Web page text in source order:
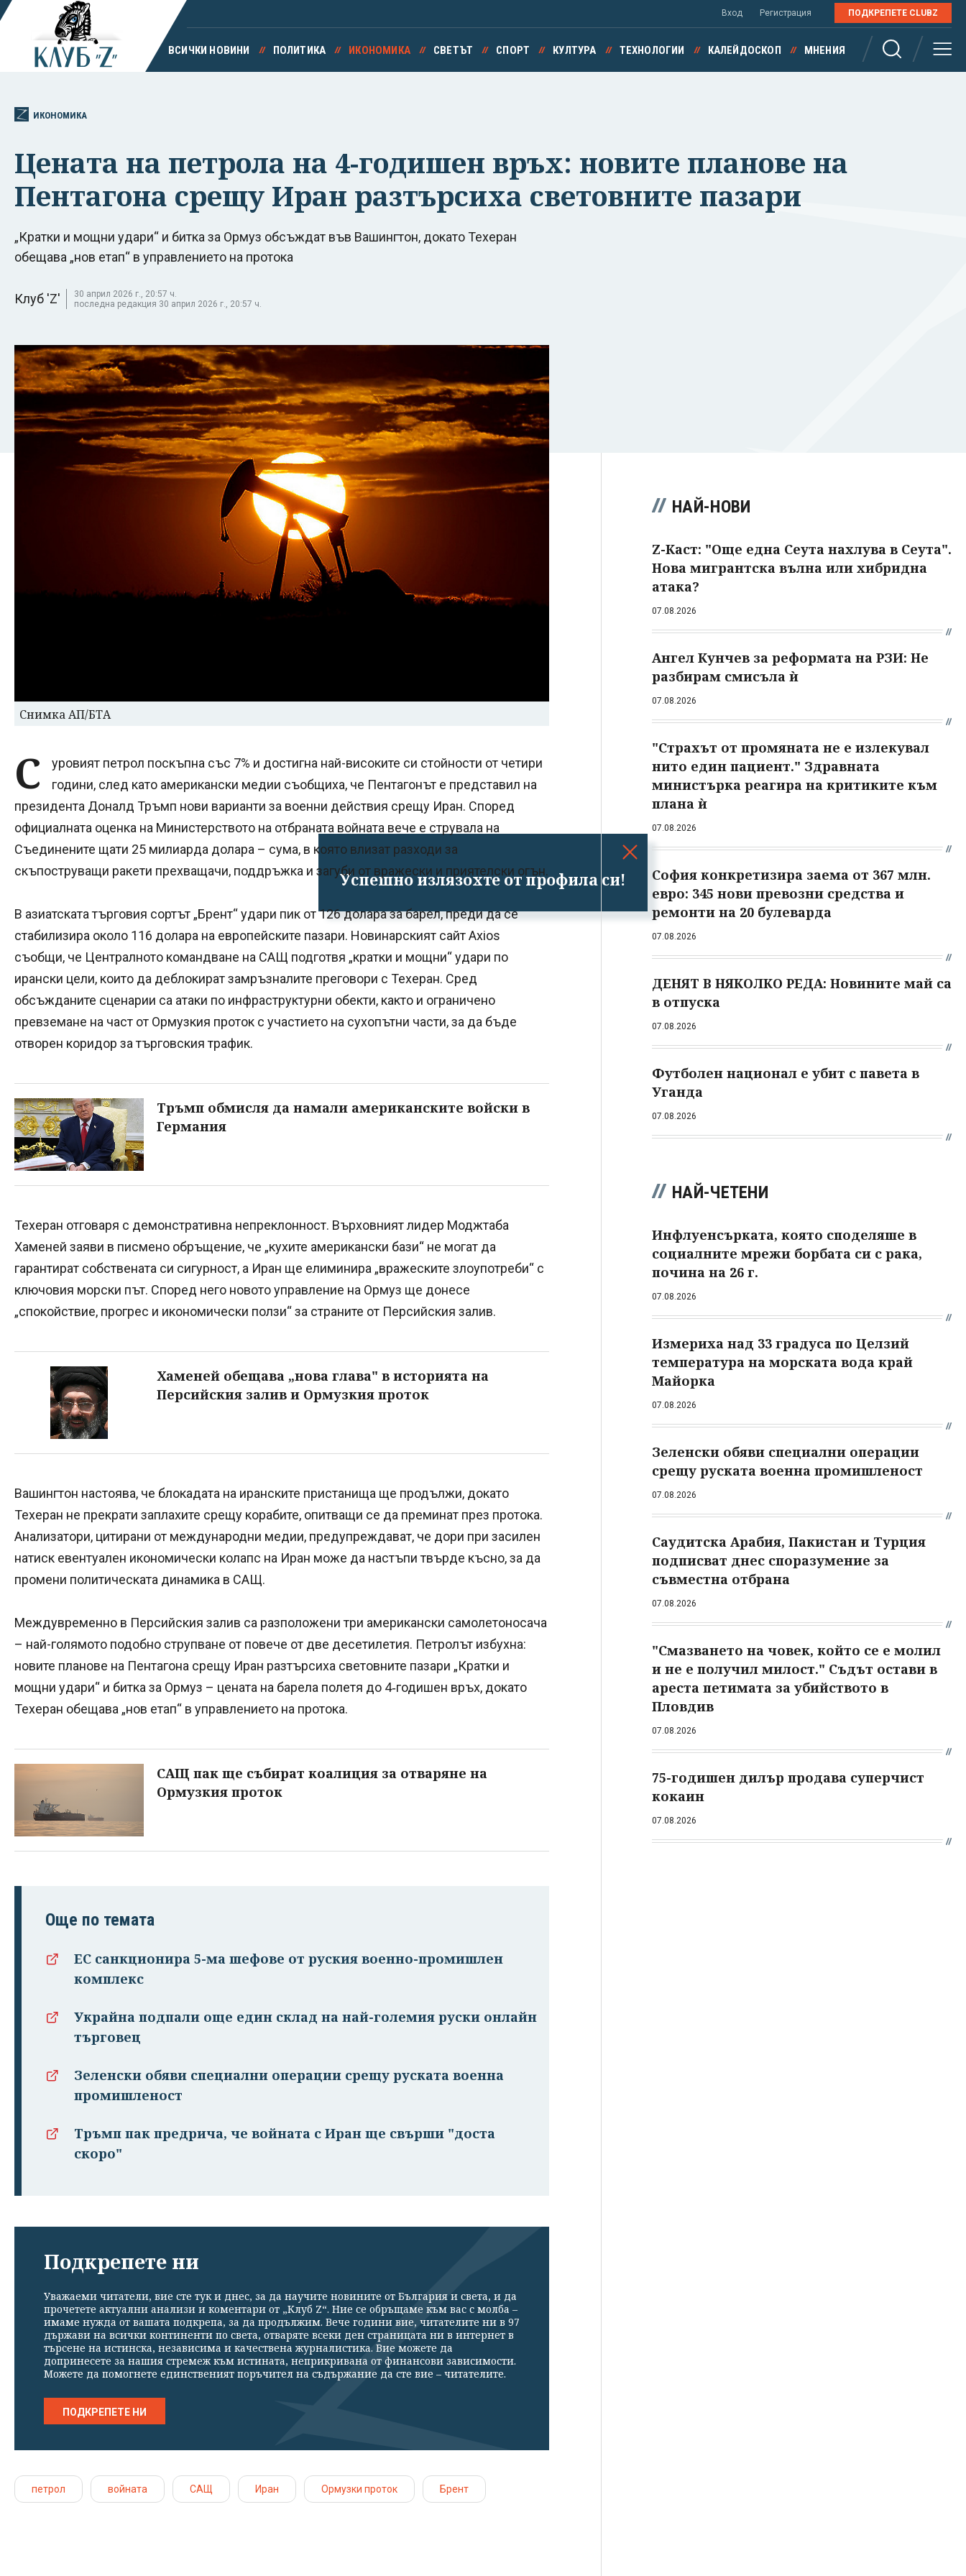
Успешно излязохте от профила си!
Вход Регистрация ПОДКРЕПЕТЕ CLUBZ
ВСИЧКИ НОВИНИ ПОЛИТИКА ИКОНОМИКА СВЕТЪТ СПОРТ КУЛТУРА ТЕХНОЛОГИИ КАЛЕЙДОСКОП МНЕНИЯ
ИКОНОМИКА
Цената на петрола на 4-годишен връх: новите планове на
Пентагона срещу Иран разтърсиха световните пазари
„Кратки и мощни удари“ и битка за Ормуз обсъждат във Вашингтон, докато Техеран
обещава „нов етап“ в управлението на протока
Клуб 'Z'
30 април 2026 г., 20:57 ч.
последна редакция 30 април 2026 г., 20:57 ч.
Снимка АП/БТА
С
уровият петрол поскъпна със 7% и достигна най-високите си стойности от четири
години, след като американски медии съобщиха, че Пентагонът е представил на
президента Доналд Тръмп нови варианти за военни действия срещу Иран. Според
официалната оценка на Министерството на отбраната войната вече е струвала на
Съединените щати 25 милиарда долара – сума, в която влизат разходи за
скъпоструващи ракети прехващачи, поддръжка и загуби от вражески и приятелски огън.
В азиатската търговия сортът „Брент“ удари пик от 126 долара за барел, преди да се
стабилизира около 116 долара на европейските пазари. Новинарският сайт Axios
съобщи, че Централното командване на САЩ подготвя „кратки и мощни“ удари по
ирански цели, които да деблокират замръзналите преговори с Техеран. Сред
обсъжданите сценарии са атаки по инфраструктурни обекти, както и ограничено
превземане на част от Ормузкия проток с участието на сухопътни части, за да бъде
отворен коридор за търговския трафик.
Тръмп обмисля да намали американските войски в
Германия
Техеран отговаря с демонстративна непреклонност. Върховният лидер Моджтаба
Хаменей заяви в писмено обръщение, че „кухите американски бази“ не могат да
гарантират собствената си сигурност, а Иран ще елиминира „вражеските злоупотреби“ с
ключовия морски път. Според него новото управление на Ормуз ще донесе
„спокойствие, прогрес и икономически ползи“ за страните от Персийския залив.
Хаменей обещава „нова глава" в историята на
Персийския залив и Ормузкия проток
Вашингтон настоява, че блокадата на иранските пристанища ще продължи, докато
Техеран не прекрати заплахите срещу корабите, опитващи се да преминат през протока.
Анализатори, цитирани от международни медии, предупреждават, че дори при засилен
натиск евентуален икономически колапс на Иран може да настъпи твърде късно, за да
промени политическата динамика в САЩ.
Междувременно в Персийския залив са разположени три американски самолетоносача
– най-голямото подобно струпване от повече от две десетилетия. Петролът избухна:
новите планове на Пентагона срещу Иран разтърсиха световните пазари „Кратки и
мощни удари“ и битка за Ормуз – цената на барела полетя до 4‑годишен връх, докато
Техеран обещава „нов етап“ в управлението на протока.
САЩ пак ще събират коалиция за отваряне на
Ормузкия проток
Още по темата
ЕС санкционира 5-ма шефове от руския военно-промишлен
комплекс
Украйна подпали още един склад на най-големия руски онлайн
търговец
Зеленски обяви специални операции срещу руската военна
промишленост
Тръмп пак предрича, че войната с Иран ще свърши "доста
скоро"
Подкрепете ни
Уважаеми читатели, вие сте тук и днес, за да научите новините от България и света, и да
прочетете актуални анализи и коментари от „Клуб Z“. Ние се обръщаме към вас с молба –
имаме нужда от вашата подкрепа, за да продължим. Вече години вие, читателите ни в 97
държави на всички континенти по света, отваряте всеки ден страницата ни в интернет в
търсене на истинска, независима и качествена журналистика. Вие можете да
допринесете за нашия стремеж към истината, неприкривана от финансови зависимости.
Можете да помогнете единственият поръчител на съдържание да сте вие – читателите.
ПОДКРЕПЕТЕ НИ
петрол войната САЩ Иран Ормузки проток Брент
НАЙ-НОВИ
Z-Каст: "Още една Сеута нахлува в Сеута".
Нова мигрантска вълна или хибридна
атака?
07.08.2026
Ангел Кунчев за реформата на РЗИ: Не
разбирам смисъла ѝ
07.08.2026
"Страхът от промяната не е излекувал
нито един пациент." Здравната
министърка реагира на критиките към
плана ѝ
07.08.2026
София конкретизира заема от 367 млн.
евро: 345 нови превозни средства и
ремонти на 20 булеварда
07.08.2026
ДЕНЯТ В НЯКОЛКО РЕДА: Новините май са
в отпуска
07.08.2026
Футболен национал е убит с павета в
Уганда
07.08.2026
НАЙ-ЧЕТЕНИ
Инфлуенсърката, която споделяше в
социалните мрежи борбата си с рака,
почина на 26 г.
07.08.2026
Измериха над 33 градуса по Целзий
температура на морската вода край
Майорка
07.08.2026
Зеленски обяви специални операции
срещу руската военна промишленост
07.08.2026
Саудитска Арабия, Пакистан и Турция
подписват днес споразумение за
съвместна отбрана
07.08.2026
"Смазването на човек, който се е молил
и не е получил милост." Съдът остави в
ареста петимата за убийството в
Пловдив
07.08.2026
75-годишен дилър продава суперчист
кокаин
07.08.2026